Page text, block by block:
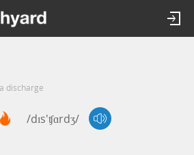
discharge
/dɪs'ʧɑrdʒ/